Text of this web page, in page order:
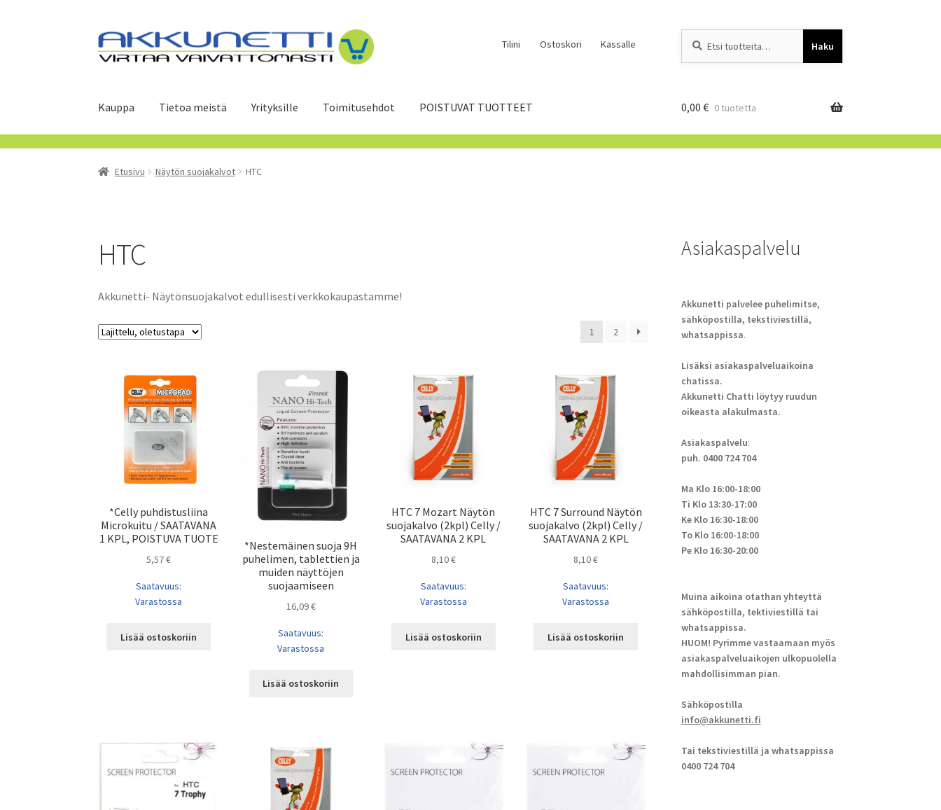
Siirry
navigointiin
Siirry
sisältöön
Tilini Ostoskori Kassalle Haku
Kauppa Tietoa meistä Yrityksille Toimitusehdot POISTUVAT TUOTTEET 0,00 € 0 tuotetta
Etusivu Näytön suojakalvot HTC
HTC
Akkunetti- Näytönsuojakalvot edullisesti verkkokaupastamme!
1 2
*Celly puhdistusliina
Microkuitu / SAATAVANA
1 KPL, POISTUVA TUOTE
5,57€
Saatavuus:
Varastossa
Lisää ostoskoriin
*Nestemäinen suoja 9H
puhelimen, tablettien ja
muiden näyttöjen
suojaamiseen
16,09€
Saatavuus:
Varastossa
Lisää ostoskoriin
HTC 7 Mozart Näytön
suojakalvo (2kpl) Celly /
SAATAVANA 2 KPL
8,10€
Saatavuus:
Varastossa
Lisää ostoskoriin
HTC 7 Surround Näytön
suojakalvo (2kpl) Celly /
SAATAVANA 2 KPL
8,10€
Saatavuus:
Varastossa
Lisää ostoskoriin
Asiakaspalvelu
Akkunetti palvelee puhelimitse,
sähköpostilla, tekstiviestillä,
whatsappissa.
Lisäksi asiakaspalveluaikoina
chatissa.
Akkunetti Chatti löytyy ruudun
oikeasta alakulmasta.
Asiakaspalvelu:
puh. 0400 724 704
Ma Klo 16:00-18:00
Ti Klo 13:30-17:00
Ke Klo 16:30-18:00
To Klo 16:00-18:00
Pe Klo 16:30-20:00
Muina aikoina otathan yhteyttä
sähköpostilla, tektiviestillä tai
whatsappissa.
HUOM! Pyrimme vastaamaan myös
asiakaspalveluaikojen ulkopuolella
mahdollisimman pian.
Sähköpostilla
info@akkunetti.fi
Tai tekstiviestillä ja whatsappissa
0400 724 704